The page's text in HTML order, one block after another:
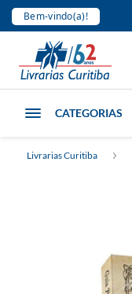
Bem-vindo(a)!
CATEGORIAS
Livrarias Curitiba